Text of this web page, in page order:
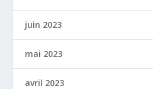
juin 2023
mai 2023
avril 2023